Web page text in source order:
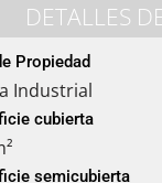
DETALLES
Propiedad
Industrial
cubierta
semicubierta